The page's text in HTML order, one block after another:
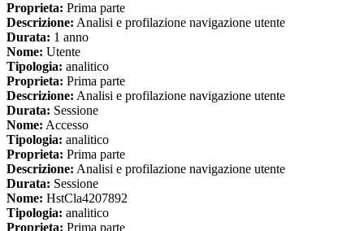
Proprieta: Prima parte
Descrizione: Analisi e profilazione navigazione utente
Durata: 1 anno
Nome: Utente
Tipologia: analitico
Proprieta: Prima parte
Descrizione: Analisi e profilazione navigazione utente
Durata: Sessione
Nome: Accesso
Tipologia: analitico
Proprieta: Prima parte
Descrizione: Analisi e profilazione navigazione utente
Durata: Sessione
Nome: HstCla4207892
Tipologia: analitico
Proprieta: Prima parte